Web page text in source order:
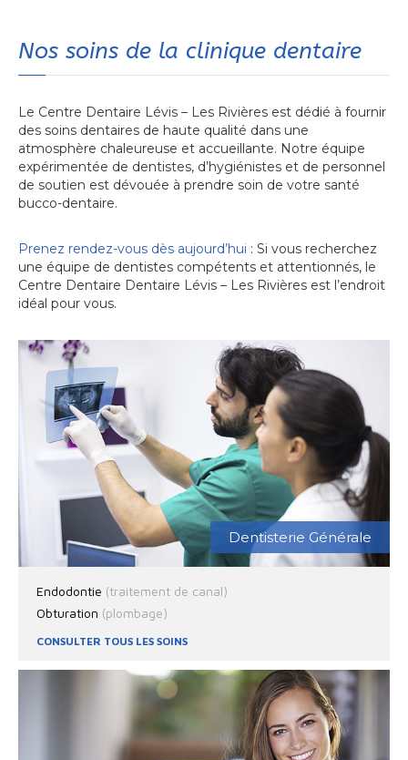
Nos soins de la clinique dentaire
Le Centre Dentaire Lévis – Les Rivières est dédié à fournir
des soins dentaires de haute qualité dans une
atmosphère chaleureuse et accueillante. Notre équipe
expérimentée de dentistes, d’hygiénistes et de personnel
de soutien est dévouée à prendre soin de votre santé
bucco-dentaire.
Prenez rendez-vous dès aujourd’hui : Si vous recherchez
une équipe de dentistes compétents et attentionnés, le
Centre Dentaire Dentaire Lévis – Les Rivières est l’endroit
idéal pour vous.
Dentisterie Générale
Endodontie (traitement de canal)
Obturation (plombage)
CONSULTER TOUS LES SOINS